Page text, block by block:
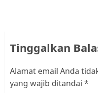
Tinggalkan
Alamat email Anda
yang wajib ditandai *